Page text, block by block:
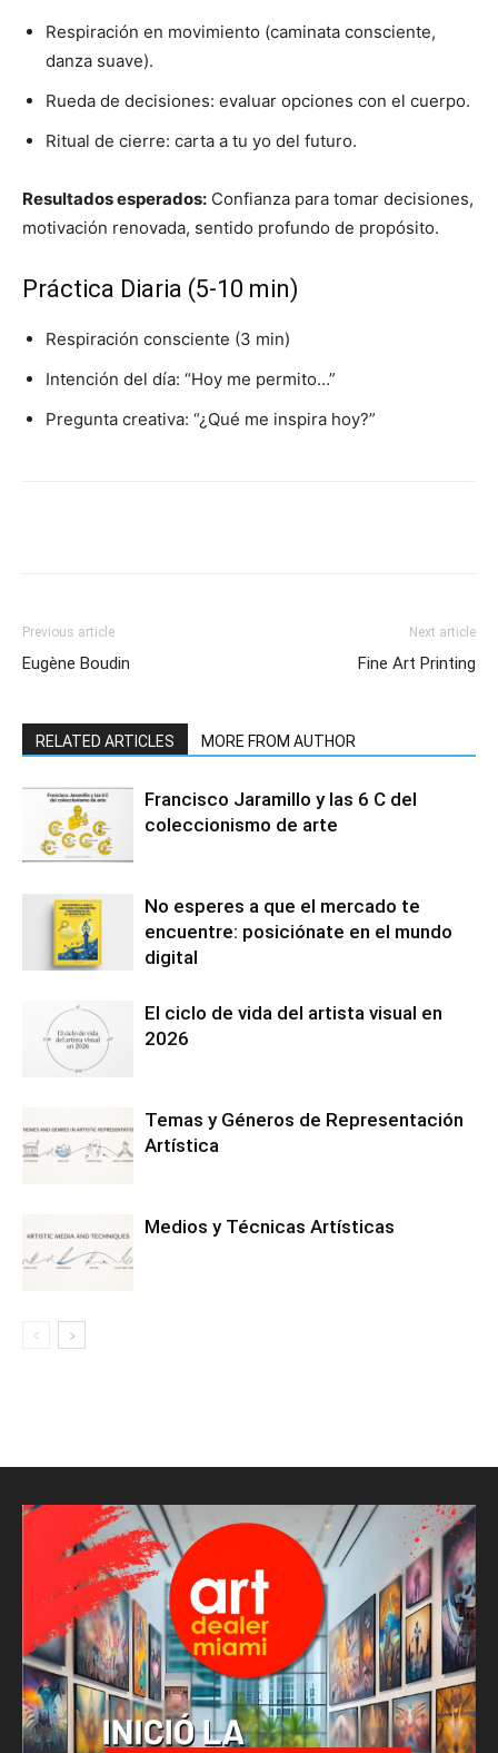
Respiración en movimiento (caminata consciente,
danza suave).
Rueda de decisiones: evaluar opciones con el cuerpo.
Ritual de cierre: carta a tu yo del futuro.
Resultados esperados: Confianza para tomar decisiones,
motivación renovada, sentido profundo de propósito.
Práctica Diaria (5-10 min)
Respiración consciente (3 min)
Intención del día: “Hoy me permito…”
Pregunta creativa: “¿Qué me inspira hoy?”
Previous article
Eugène Boudin
Next article
Fine Art Printing
RELATED ARTICLES MORE FROM AUTHOR
Francisco Jaramillo y las 6 C del
coleccionismo de arte
No esperes a que el mercado te
encuentre: posiciónate en el mundo
digital
El ciclo de vida del artista visual en
2026
Temas y Géneros de Representación
Artística
Medios y Técnicas Artísticas